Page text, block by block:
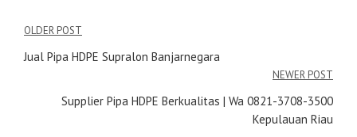
Navigasi
pos
OLDER POST
Jual Pipa HDPE Supralon Banjarnegara
NEWER POST
Supplier Pipa HDPE Berkualitas | Wa 0821-3708-3500
Kepulauan Riau